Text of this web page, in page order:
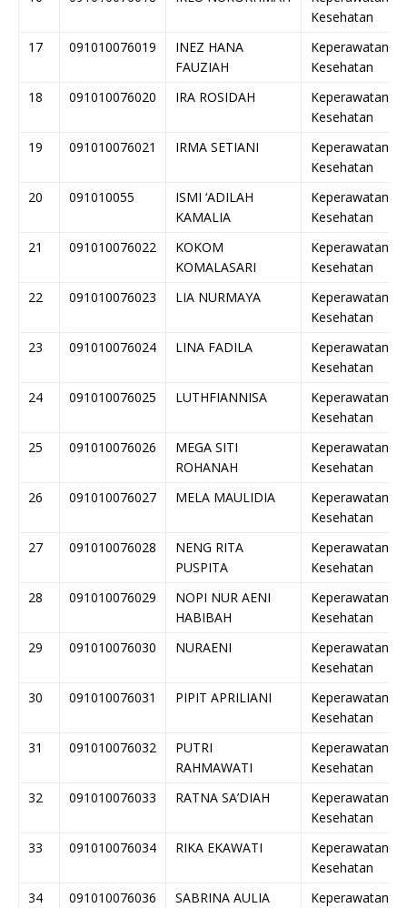
Kesehatan
17
091010076019
INEZ HANA
FAUZIAH
Keperawatan
Kesehatan
18
091010076020 IRA ROSIDAH
Keperawatan
Kesehatan
19
091010076021 IRMA SETIANI
Keperawatan
Kesehatan
20
091010055
ISMI ‘ADILAH
KAMALIA
Keperawatan
Kesehatan
21
091010076022
KOKOM
KOMALASARI
Keperawatan
Kesehatan
22
091010076023 LIA NURMAYA
Keperawatan
Kesehatan
23
091010076024 LINA FADILA
Keperawatan
Kesehatan
24
091010076025 LUTHFIANNISA
Keperawatan
Kesehatan
25
091010076026
MEGA SITI
ROHANAH
Keperawatan
Kesehatan
26
091010076027 MELA MAULIDIA
Keperawatan
Kesehatan
27
091010076028
NENG RITA
PUSPITA
Keperawatan
Kesehatan
28
091010076029
NOPI NUR AENI
HABIBAH
Keperawatan
Kesehatan
29
091010076030 NURAENI
Keperawatan
Kesehatan
30
091010076031 PIPIT APRILIANI
Keperawatan
Kesehatan
31
091010076032
PUTRI
RAHMAWATI
Keperawatan
Kesehatan
32
091010076033 RATNA SA’DIAH
Keperawatan
Kesehatan
33
091010076034 RIKA EKAWATI
Keperawatan
Kesehatan
34
091010076036
SABRINA AULIA
Keperawatan